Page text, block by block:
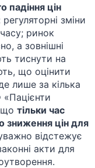
падіння цін
зміни
ринок
а зовнішні
тиснути на
що оцінити
лише за кілька
що тільки час
зниження цін для
відстежує
акти для